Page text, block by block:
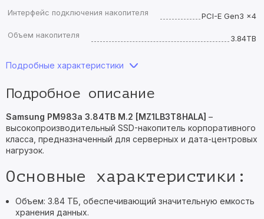
Интерфейс подключения накопителя
PCI-E Gen3 x4
Объем накопителя
3.84TB
Подробные характеристики
Подробное описание
Samsung PM983a 3.84TB M.2 [MZ1LB3T8HALA] –
высокопроизводительный SSD-накопитель корпоративного
класса, предназначенный для серверных и дата-центровых
нагрузок.
Основные характеристики:
Объем: 3.84 ТБ, обеспечивающий значительную емкость
хранения данных.